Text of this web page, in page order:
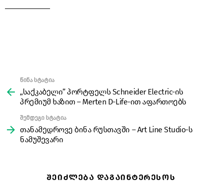
more
წინა სტატია
„საქკაბელი” პორტფელს Schneider Electric-ის
პრემიუმ ხაზით – Merten D-Life-ით აფართოებს
შემდეგი სტატია
თანამედროვე ბინა რუსთავში – Art Line Studio-ს
ნამუშევარი
ᲨᲔᲘᲫᲚᲔᲑᲐ ᲓᲐᲒᲐᲘᲜᲢᲔᲠᲔᲡᲝᲡ